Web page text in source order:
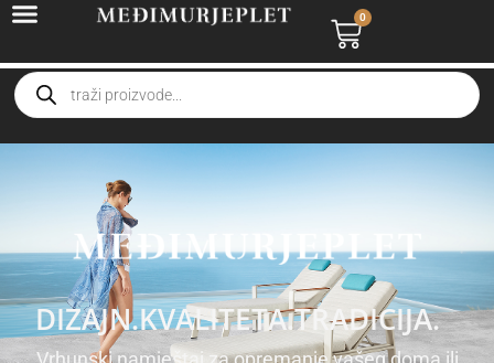
0
DIZAJN.KVALITETA.TRADICIJA.